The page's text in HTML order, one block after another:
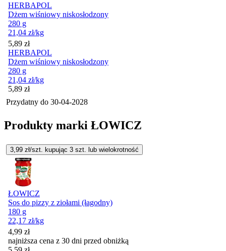
HERBAPOL
Dżem wiśniowy niskosłodzony
280 g
21,04 zł/kg
Cena
5,89 zł
HERBAPOL
Dżem wiśniowy niskosłodzony
280 g
21,04 zł/kg
Cena
5,89 zł
Przydatny do 30-04-2028
Produkty marki ŁOWICZ
3,99 zł/szt. kupując 3 szt. lub wielokrotność
ŁOWICZ
Sos do pizzy z ziołami (łagodny)
180 g
22,17 zł/kg
4,99 zł
najniższa cena z 30 dni przed obniżką